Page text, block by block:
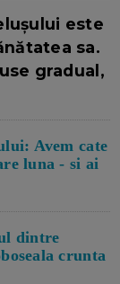
este
sa.
gradual,
Avem cate
luna - si ai
dintre
crunta